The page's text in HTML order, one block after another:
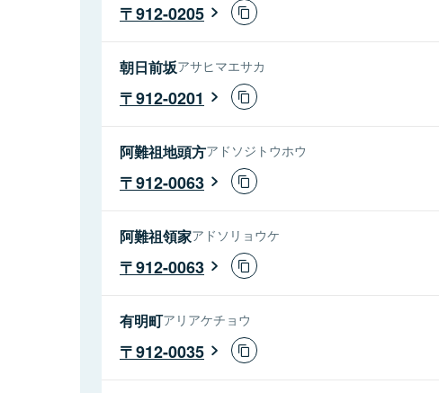
912-0205
朝日前坂アサヒマエサカ
912-0201
阿難祖地頭方アドソジトウホウ
912-0063
阿難祖領家アドソリョウケ
912-0063
有明町アリアケチョウ
912-0035